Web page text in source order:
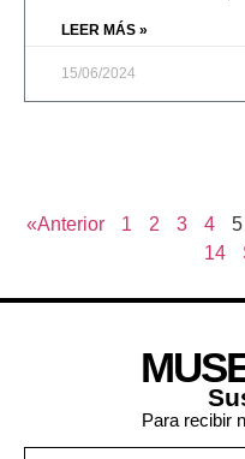
LEER MÁS »
15/06/2024
«Anterior 1 2 3 4 5
14
Para recibir